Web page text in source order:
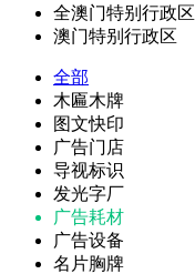
全澳门特别行政区
澳门特别行政区
全部
木匾木牌
图文快印
广告门店
导视标识
发光字厂
广告耗材
广告设备
名片胸牌